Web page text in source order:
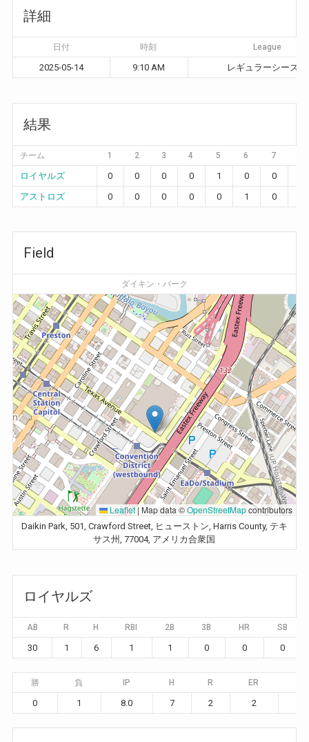
詳細
日付 時刻 League
2025-05-14 9:10 AM レギュラーシーズン
結果
チーム 1 2 3 4 5 6 7
ロイヤルズ 0 0 0 0 1 0 0
アストロズ
0 0 0 0 0 1 0
Field
ダイキン・パーク
Leaflet| Map data ©OpenStreetMapcontributors
Daikin Park, 501, Crawford Street, ヒューストン, Harris County, テキ
サス州, 77004, アメリカ合衆国
ロイヤルズ
AB R H RBI 2B 3B HR SB
30 1 6 1 1 0 0 0
勝 負 IP H R ER
0 1 8.0 7 2 2